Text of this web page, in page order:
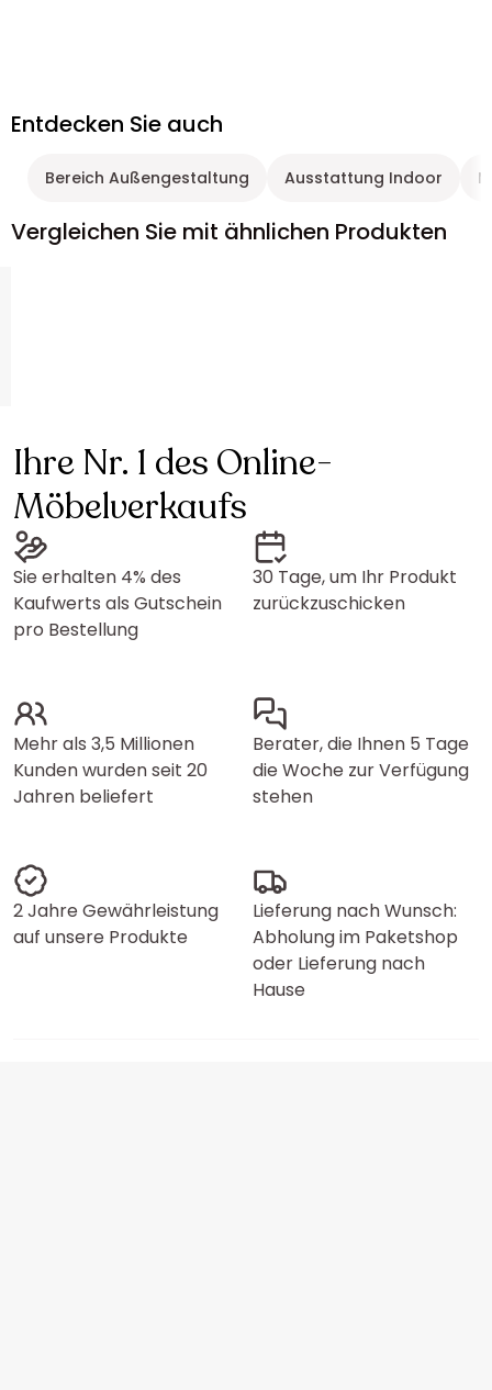
Entdecken Sie auch
Bereich Außengestaltung Ausstattung Indoor
Vergleichen Sie mit ähnlichen Produkten
Ihre Nr. 1 des Online-
Möbelverkaufs
Sie erhalten 4% des
Kaufwerts als Gutschein
pro Bestellung
30 Tage, um Ihr Produkt
zurückzuschicken
Mehr als 3,5 Millionen
Kunden wurden seit 20
Jahren beliefert
Berater, die Ihnen 5 Tage
die Woche zur Verfügung
stehen
2 Jahre Gewährleistung
auf unsere Produkte
Lieferung nach Wunsch:
Abholung im Paketshop
oder Lieferung nach
Hause